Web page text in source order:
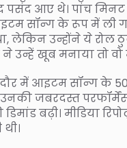
पसंद आए थे। पांच
सॉन्ग के रूप में ली गई
लेकिन उन्होंने ये रोल
उन्हें खूब मनाया तो वो
में आइटम सॉन्ग के
जबरदस्त
बढ़ी। मीडिया